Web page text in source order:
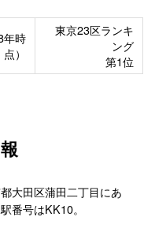
年時
点）
東京23区ランキ
ング
第1位
大田区蒲田二丁目にあ
番号はKK10。